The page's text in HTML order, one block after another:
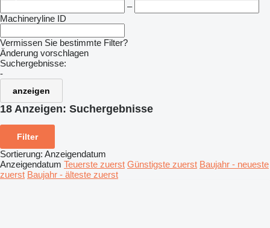
–
Machineryline ID
Vermissen Sie bestimmte Filter?
Änderung vorschlagen
Suchergebnisse:
-
anzeigen
18 Anzeigen: Suchergebnisse
Filter
Sortierung: Anzeigendatum
Anzeigendatum Teuerste zuerst Günstigste zuerst Baujahr - neueste
zuerst Baujahr - älteste zuerst